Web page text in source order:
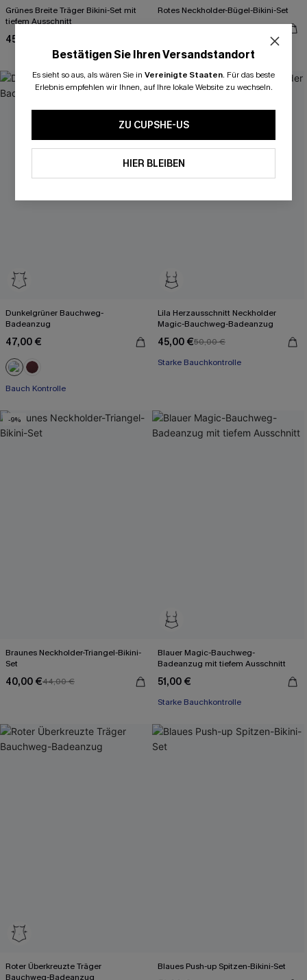
Grünes Breite Träger Bikini-Set mit
tiefem Ausschnitt
45,00 €
Rotes Neckholder-Bügel-Bikini-Set
48,00 €
Separate Größen
Dunkelgrüner Bauchweg-
Badeanzug
47,00 €
Bauch Kontrolle
-10%
Lila Herzausschnitt Neckholder
Magic-Bauchweg-Badeanzug
45,00 €50,00 €
Starke Bauchkontrolle
-9%
Braunes Neckholder-Triangel-Bikini-
Set
40,00 €44,00 €
Blauer Magic-Bauchweg-
Badeanzug mit tiefem Ausschnitt
51,00 €
Starke Bauchkontrolle
Roter Überkreuzte Träger
Bauchweg-Badeanzug
Blaues Push-up Spitzen-Bikini-Set
Bestätigen Sie Ihren Versandstandort
Es sieht so aus, als wären Sie in Vereinigte Staaten. Für das beste
Erlebnis empfehlen wir Ihnen, auf Ihre lokale Website zu wechseln.
ZU CUPSHE-US
HIER BLEIBEN